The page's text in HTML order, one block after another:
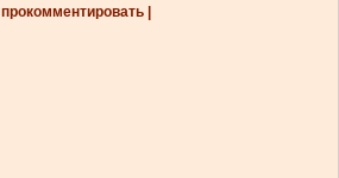
| прокомментировать |